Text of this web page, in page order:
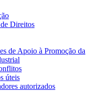
Direitos
de Apoio à Promoção da
úteis
autorizados